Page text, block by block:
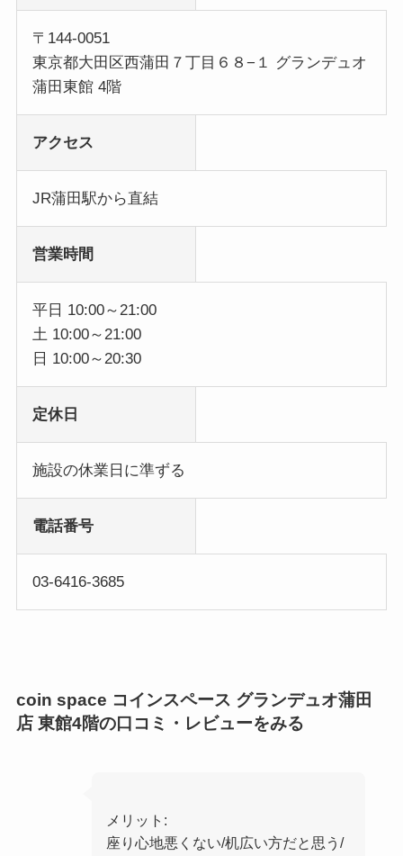
〒144-0051
東京都大田区西蒲田７丁目６８−１ グランデュオ
蒲田東館 4階
アクセス
JR蒲田駅から直結
営業時間
平日 10:00～21:00
土 10:00～21:00
日 10:00～20:30
定休日
施設の休業日に準ずる
電話番号
03-6416-3685
coin space コインスペース グランデュオ蒲田
店 東館4階の口コミ・レビューをみる
メリット:
座り心地悪くない/机広い方だと思う/